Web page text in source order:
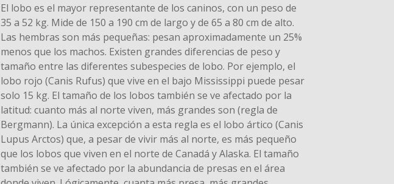
El lobo es el mayor representante de los caninos, con un peso de
35 a 52 kg. Mide de 150 a 190 cm de largo y de 65 a 80 cm de alto.
Las hembras son más pequeñas: pesan aproximadamente un 25%
menos que los machos. Existen grandes diferencias de peso y
tamaño entre las diferentes subespecies de lobo. Por ejemplo, el
lobo rojo (Canis Rufus) que vive en el bajo Mississippi puede pesar
solo 15 kg. El tamaño de los lobos también se ve afectado por la
latitud: cuanto más al norte viven, más grandes son (regla de
Bergmann). La única excepción a esta regla es el lobo ártico (Canis
Lupus Arctos) que, a pesar de vivir más al norte, es más pequeño
que los lobos que viven en el norte de Canadá y Alaska. El tamaño
también se ve afectado por la abundancia de presas en el área